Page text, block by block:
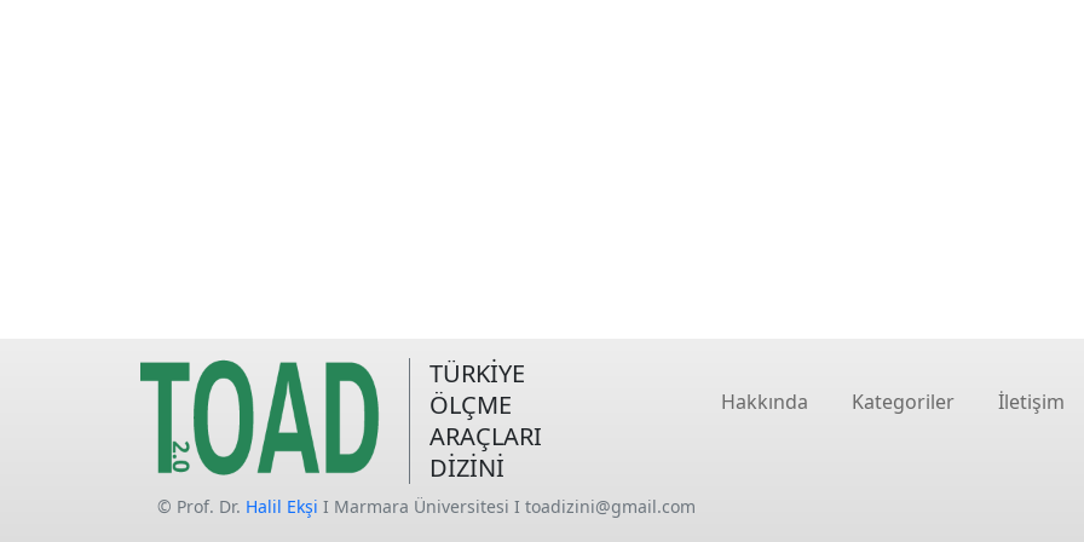
TÜRKİYE
ÖLÇME
ARAÇLARI
DİZİNİ
Hakkında Kategoriler İletişim
© Prof. Dr. Halil Ekşi I Marmara Üniversitesi I toadizini@gmail.com